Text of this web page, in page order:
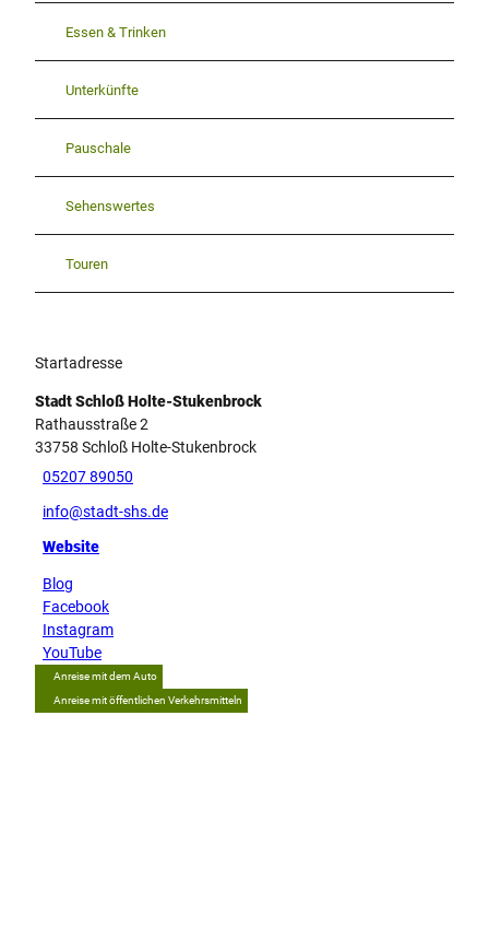
Essen & Trinken
Unterkünfte
Pauschale
Sehenswertes
Touren
Startadresse
Stadt Schloß Holte-Stukenbrock
Rathausstraße 2
33758 Schloß Holte-Stukenbrock
05207 89050
info@stadt-shs.de
Website
Blog
Facebook
Instagram
YouTube
Anreise mit dem Auto
Anreise mit öffentlichen Verkehrsmitteln